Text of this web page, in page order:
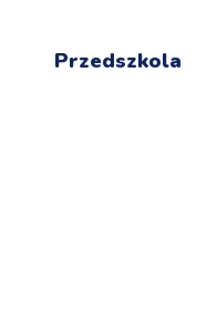
Przedszkola